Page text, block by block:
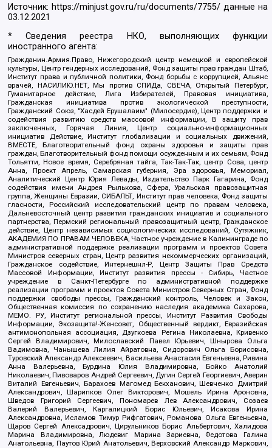
Источник: https://minjust.gov.ru/ru/documents/7755/ данные на
03.12.2021
* Сведения реестра НКО, выполняющих функции
иностранного агента:
Гражданин.Армия.Право, Нижегородский центр немецкой и европейской
культуры, Центр гендерных исследований, Фонд защиты прав граждан Штаб,
Институт права и публичной политики, Фонд борьбы с коррупцией, Альянс
врачей, НАСИЛИЮ.НЕТ, Мы против СПИДа, СВЕЧА, Открытый Петербург,
Гуманитарное действие, Лига Избирателей, Правовая инициатива,
Гражданская инициатива против экологической преступности,
Гражданский Союз, "Хасдей Ерушалаим" (Милосердие), Центр поддержки и
содействия развитию средств массовой информации, В защиту прав
заключенных, Горячая Линия, Центр социально-информационных
инициатив Действие, Институт глобализации и социальных движений,
ВМЕСТЕ, Благотворительный фонд охраны здоровья и защиты прав
граждан, Благотворительный фонд помощи осужденным и их семьям, Фонд
Тольятти, Новое время, Серебряная тайга, Так-Так-Так, центр Сова, центр
Анна, Проект Апрель, Самарская губерния, Эра здоровья, Мемориал,
Аналитический Центр Юрия Левады, Издательство Парк Гагарина, Фонд
содействия имени Андрея Рылькова, Сфера, Уральская правозащитная
группа, Женщины Евразии, СИБАЛЬТ, Институт прав человека, Фонд защиты
гласности, Российский исследовательский центр по правам человека,
Дальневосточный центр развития гражданских инициатив и социального
партнерства, Пермский региональный правозащитный центр, Гражданское
действие, Центр независимых социологических исследований, Сутяжник,
АКАДЕМИЯ ПО ПРАВАМ ЧЕЛОВЕКА, Частное учреждение в Калининграде по
административной поддержке реализации программ и проектов Совета
Министров северных стран, Центр развития некоммерческих организаций,
Гражданское содействие, Интернешнл-Р, Центр Защиты Прав Средств
Массовой Информации, Институт развития прессы - Сибирь, Частное
учреждение в Санкт-Петербурге по административной поддержке
реализации программ и проектов Совета Министров Северных Стран, Фонд
поддержки свободы прессы, Гражданский контроль, Человек и Закон,
Общественная комиссия по сохранению наследия академика Сахарова,
МЕМО. РУ, Институт региональной прессы, Институт Развития Свободы
Информации, Экозащита!-Женсовет, Общественный вердикт, Евразийская
антимонопольная ассоциация, Дзугкоева Регина Николаевна, Кривенко
Сергей Владимирович, Милославский Павел Юрьевич, Шнырова Ольга
Вадимовна, Чанышева Лилия Айратовна, Сидорович Ольга Борисовна,
Туровский Александр Алексеевич, Васильева Анастасия Евгеньевна, Ривина
Анна Валерьевна, Бурдина Юлия Владимировна, Бойко Анатолий
Николаевич, Пивоваров Андрей Сергеевич, Дугин Сергей Георгиевич, Аверин
Виталий Евгеньевич, Барахоев Магомед Бекханович, Шевченко Дмитрий
Александрович, Шарипков Олег Викторович, Мошель Ирина Ароновна,
Шведов Григорий Сергеевич, Пономарев Лев Александрович, Созаев
Валерий Валерьевич, Каргалицкий Борис Юльевич, Исакова Ирина
Александровна, Исламов Тимур Рифгатович, Романова Ольга Евгеньевна,
Щаров Сергей Алексадрович, Цирульников Борис Альбертович, Халидова
Марина Владимировна, Людевиг Марина Зариевна, Федотова Галина
Анатольевна, Паутов Юрий Анатольевич, Верховский Александр Маркович,